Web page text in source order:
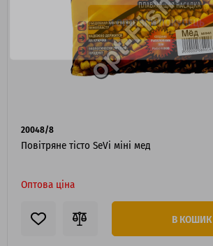
20048/8
Повітряне тісто SeVi міні мед
Оптова ціна
В КОШИК
Я ОПТОВИЙ ПОКУПЕЦЬ